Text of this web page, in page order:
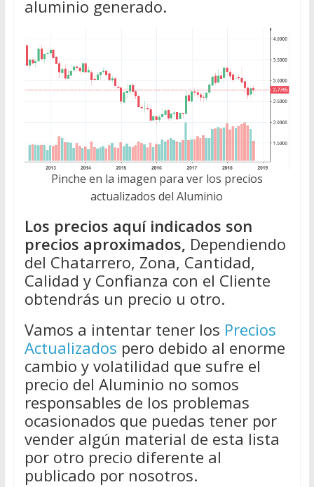
aluminio generado.
Pinche en la imagen para ver los precios
actualizados del Aluminio
Los precios aquí indicados son
precios aproximados, Dependiendo
del Chatarrero, Zona, Cantidad,
Calidad y Confianza con el Cliente
obtendrás un precio u otro.
Vamos a intentar tener los Precios
Actualizados pero debido al enorme
cambio y volatilidad que sufre el
precio del Aluminio no somos
responsables de los problemas
ocasionados que puedas tener por
vender algún material de esta lista
por otro precio diferente al
publicado por nosotros.